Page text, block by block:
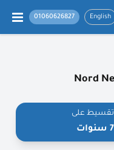
English
01060626827
تقسيط على
7 سنوات